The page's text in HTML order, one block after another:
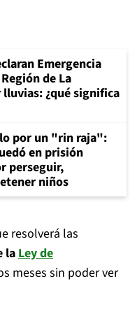
Emergencia
de La
lluvias: ¿qué significa
por un "rin raja":
en prisión
perseguir,
niños
resolverá las
laLey de
meses sin poder ver